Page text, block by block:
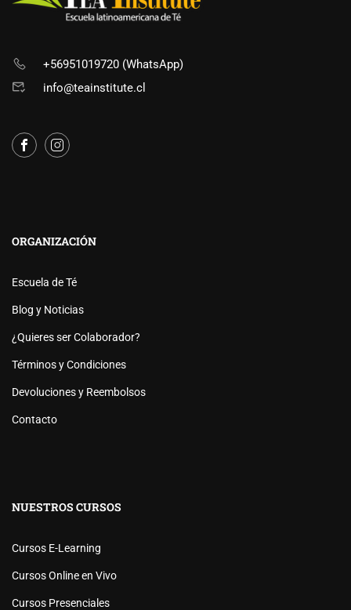
+56951019720 (WhatsApp)
info@teainstitute.cl
ORGANIZACIÓN
Escuela de Té
Blog y Noticias
¿Quieres ser Colaborador?
Términos y Condiciones
Devoluciones y Reembolsos
Contacto
NUESTROS CURSOS
Cursos E-Learning
Cursos Online en Vivo
Cursos Presenciales